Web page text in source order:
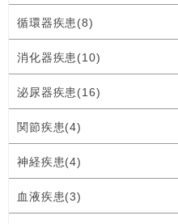
循環器疾患(8)
消化器疾患(10)
泌尿器疾患(16)
関節疾患(4)
神経疾患(4)
血液疾患(3)